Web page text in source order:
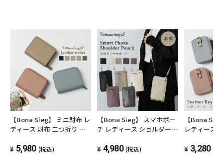
ブラック / アイボリー / キャメル / エトープ / グ
ラスグリーン
◆素材
本革 (牛革)
◆ブランド： Bona Sieg
【Bona Sieg】 ミニ財布 レ
ディース 財布 二つ折り ブ
ンパクト 大きく開く BOX型
5,980 (税込)
【Bona Sieg】 スマホポー
チ レディース ショルダー
本革 スマホショルダー かわ
4,980 (税込)
【Bona
レディース
個収納 本革
3,280 (税